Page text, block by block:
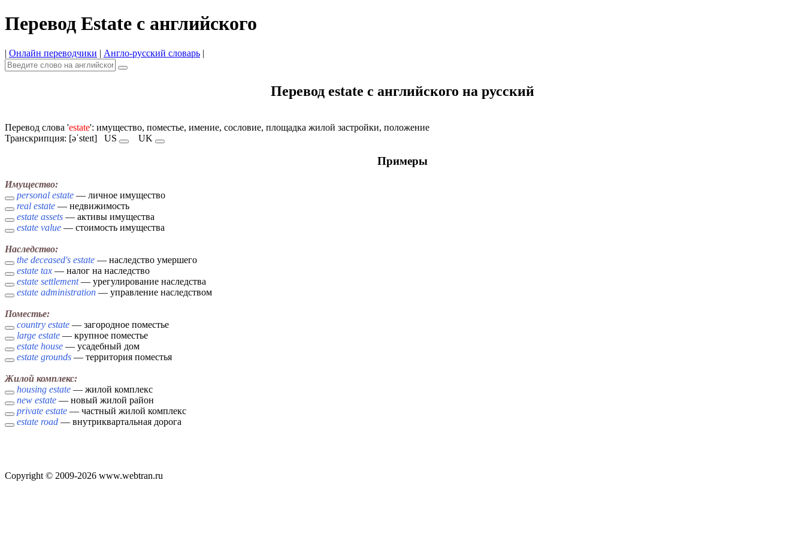
Перевод Estate с английского
| Онлайн переводчики | Англо-русский словарь |
Перевод estate с английского на русский
Перевод слова 'estate': имущество, поместье, имение, сословие, площадка жилой застройки, положение
Транскрипция: [əˈsteɪt] US UK
Примеры
Имущество:
personal estate — личное имущество
real estate — недвижимость
estate assets — активы имущества
estate value — стоимость имущества
Наследство:
the deceased's estate — наследство умершего
estate tax — налог на наследство
estate settlement— урегулирование наследства
estate administration — управление наследством
Поместье:
country estate — загородное поместье
large estate — крупное поместье
estate house — усадебный дом
estate grounds — территория поместья
Жилой комплекс:
housing estate — жилой комплекс
new estate — новый жилой район
private estate — частный жилой комплекс
estate road — внутриквартальная дорога
Copyright © 2009-2026 www.webtran.ru